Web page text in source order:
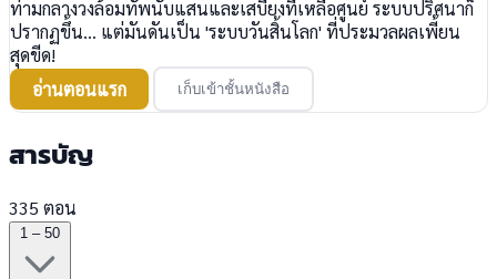
ท่ามกลางวงล้อมทัพนับแสนและเสบียงที่เหลือศูนย์ ระบบปริศนาก็
ปรากฏขึ้น... แต่มันดันเป็น 'ระบบวันสิ้นโลก' ที่ประมวลผลเพี้ยน
สุดขีด!
อ่านตอนแรก
เก็บเข้าชั้นหนังสือ
สารบัญ
335 ตอน
1 – 50